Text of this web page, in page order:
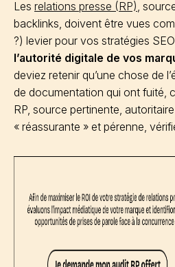
Les relations presse (RP),
backlinks, doivent être vues
?) levier pour vos stratégies
l’autorité digitale de vos
deviez retenir qu’une chose de
de documentation qui ont fuité,
RP, source pertinente,
« réassurante » et pérenne,